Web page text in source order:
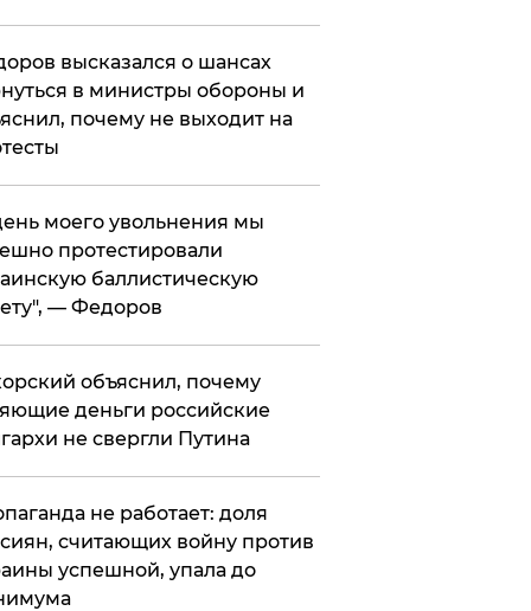
высказался о шансах
в министры обороны и
почему не выходит на
моего увольнения мы
протестировали
баллистическую
— Федоров
объяснил, почему
деньги российские
не свергли Путина
не работает: доля
считающих войну против
успешной, упала до